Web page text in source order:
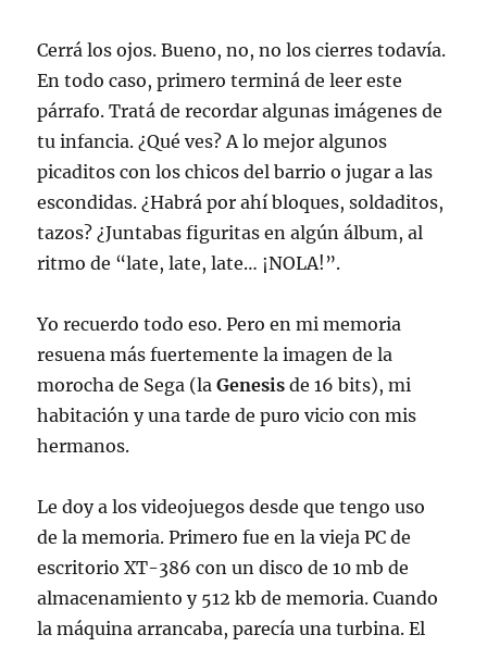
Cerrá los ojos. Bueno, no, no los cierres todavía.
En todo caso, primero terminá de leer este
párrafo. Tratá de recordar algunas imágenes de
tu infancia. ¿Qué ves? A lo mejor algunos
picaditos con los chicos del barrio o jugar a las
escondidas. ¿Habrá por ahí bloques, soldaditos,
tazos? ¿Juntabas figuritas en algún álbum, al
ritmo de “late, late, late… ¡NOLA!”.
Yo recuerdo todo eso. Pero en mi memoria
resuena más fuertemente la imagen de la
morocha de Sega (laGenesis de 16 bits), mi
habitación y una tarde de puro vicio con mis
hermanos.
Le doy a los videojuegos desde que tengo uso
de la memoria. Primero fue en la vieja PC de
escritorio XT-386 con un disco de 10 mb de
almacenamiento y 512 kb de memoria. Cuando
la máquina arrancaba, parecía una turbina. El